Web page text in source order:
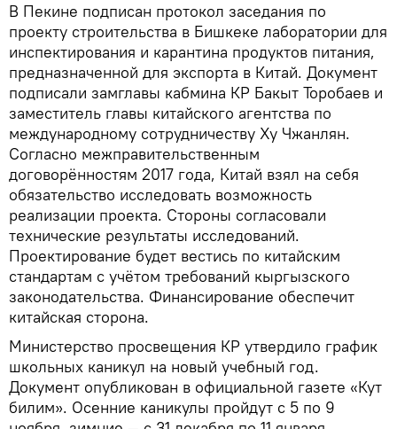
В Пекине подписан протокол заседания по
проекту строительства в Бишкеке лаборатории для
инспектирования и карантина продуктов питания,
предназначенной для экспорта в Китай. Документ
подписали замглавы кабмина КР Бакыт Торобаев и
заместитель главы китайского агентства по
международному сотрудничеству Ху Чжанлян.
Согласно межправительственным
договорённостям 2017 года, Китай взял на себя
обязательство исследовать возможность
реализации проекта. Стороны согласовали
технические результаты исследований.
Проектирование будет вестись по китайским
стандартам с учётом требований кыргызского
законодательства. Финансирование обеспечит
китайская сторона.
Министерство просвещения КР утвердило график
школьных каникул на новый учебный год.
Документ опубликован в официальной газете «Кут
билим». Осенние каникулы пройдут с 5 по 9